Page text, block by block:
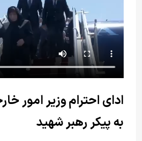
ادای احترام وزیر امور
به پیکر رهبر شهید